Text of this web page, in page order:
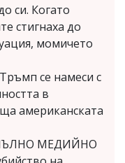
си. Когато
стигнаха до
момичето
се намеси с
в
американската
ПЪЛНО МЕДИЙНО